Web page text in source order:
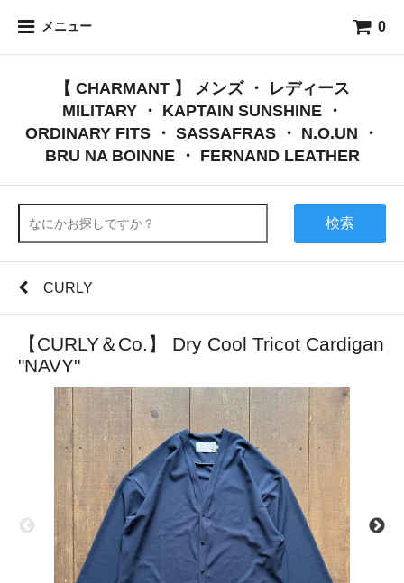
メニュー 0
【 CHARMANT 】 メンズ ・ レディース
MILITARY ・ KAPTAIN SUNSHINE ・
ORDINARY FITS ・ SASSAFRAS ・ N.O.UN ・
BRU NA BOINNE ・ FERNAND LEATHER
検索
CURLY
【CURLY＆Co.】 Dry Cool Tricot Cardigan
"NAVY"